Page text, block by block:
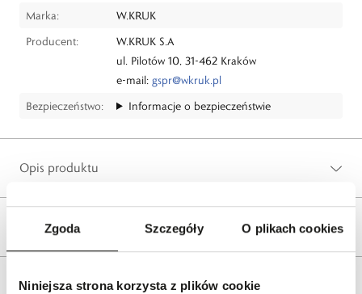
Zgoda Szczegóły O plikach cookies
Niniejsza strona korzysta z plików cookie
Marka:
W.KRUK
Producent:
W.KRUK S.A
ul. Pilotów 10, 31-462 Kraków
e-mail: gspr@wkruk.pl
Bezpieczeństwo:
Informacje o bezpieczeństwie
Opis produktu
Wysyłka
Reklamacje i zwroty